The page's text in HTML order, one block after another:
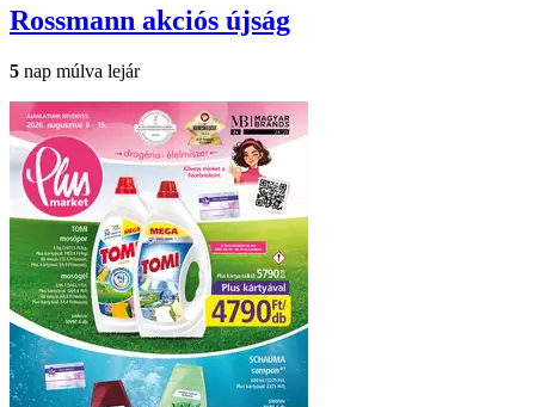
Rossmann akciós újság
5 nap múlva lejár